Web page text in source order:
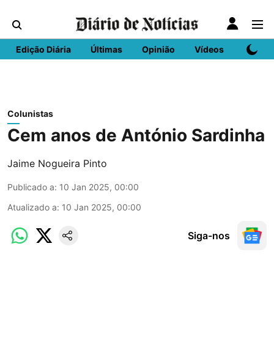
Edição Diária Últimas Opinião Vídeos DN
Colunistas
Cem anos de António Sardinha
Jaime Nogueira Pinto
Publicado a: 10 Jan 2025, 00:00
Atualizado a: 10 Jan 2025, 00:00
Siga-nos